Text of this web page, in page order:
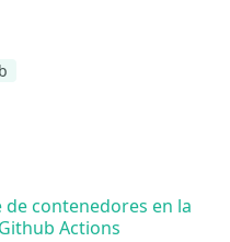
contenedores en la
Actions